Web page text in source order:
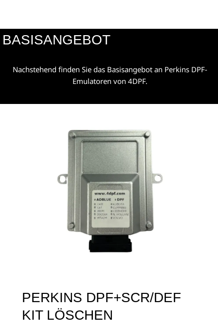
BASISANGEBOT
Nachstehend finden Sie das Basisangebot an Perkins DPF-
Emulatoren von 4DPF.
PERKINS DPF+SCR/DEF
KIT LÖSCHEN